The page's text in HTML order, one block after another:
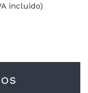
incluido)